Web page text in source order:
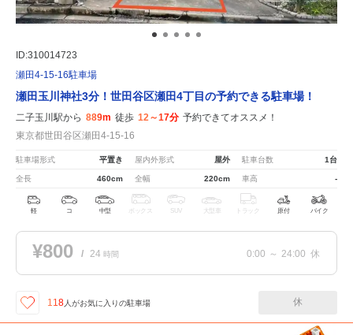
ID:310014723
瀬田4-15-16駐車場
瀬田玉川神社3分！世田谷区瀬田4丁目の予約できる駐車場！
二子玉川駅から 889m 徒歩 12～17分 予約できてオススメ！
東京都世田谷区瀬田4-15-16
駐車場形式 平置き 屋内外形式 屋外 駐車台数 1台
全長 460cm 全幅 220cm 車高 -
軽 コ 中型 ボックス SUV 大型車 トラック 原付 バイク
¥800 / 24 時間 0:00 ～ 24:00 休
118 人がお気に入りの駐車場 休